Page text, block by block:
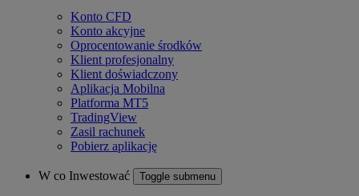
Konto CFD
Konto akcyjne
Oprocentowanie środków
Klient profesjonalny
Klient doświadczony
Aplikacja Mobilna
Platforma MT5
TradingView
Zasil rachunek
Pobierz aplikację
W co Inwestować Toggle submenu